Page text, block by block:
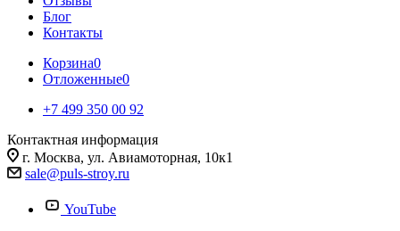
Блог
Контакты
Корзина0
Отложенные0
+7 499 350 00 92
Контактная информация
г. Москва, ул. Авиамоторная, 10к1
sale@puls-stroy.ru
YouTube